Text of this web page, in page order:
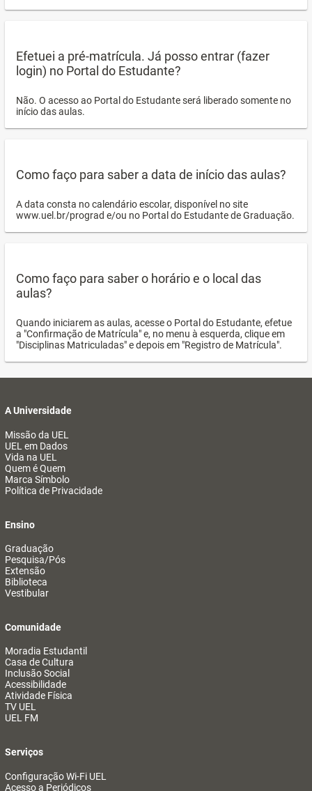
Efetuei a pré-matrícula. Já posso entrar (fazer
login) no Portal do Estudante?
Não. O acesso ao Portal do Estudante será liberado somente no
início das aulas.
Como faço para saber a data de início das aulas?
A data consta no calendário escolar, disponível no site
www.uel.br/prograd e/ou no Portal do Estudante de Graduação.
Como faço para saber o horário e o local das
aulas?
Quando iniciarem as aulas, acesse o Portal do Estudante, efetue
a "Confirmação de Matrícula" e, no menu à esquerda, clique em
"Disciplinas Matriculadas" e depois em "Registro de Matrícula".
A Universidade
Missão da UEL
UEL em Dados
Vida na UEL
Quem é Quem
Marca Símbolo
Política de Privacidade
Ensino
Graduação
Pesquisa/Pós
Extensão
Biblioteca
Vestibular
Comunidade
Moradia Estudantil
Casa de Cultura
Inclusão Social
Acessibilidade
Atividade Física
TV UEL
UEL FM
Serviços
Configuração Wi-Fi UEL
Acesso a Periódicos